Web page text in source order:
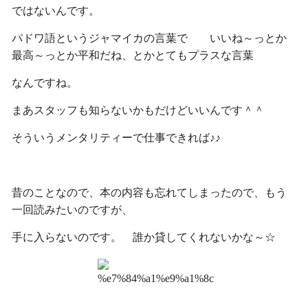
ではないんです。
パドワ語というジャマイカの言葉で いいね～っとか
最高～っとか平和だね、とかとてもプラスな言葉
なんですね。
まあスタッフも知らないかもだけどいいんです＾＾
そういうメンタリティーで仕事できれば♪♪
昔のことなので、本の内容も忘れてしまったので、もう
一回読みたいのですが、
手に入らないのです。 誰か貸してくれないかな～☆